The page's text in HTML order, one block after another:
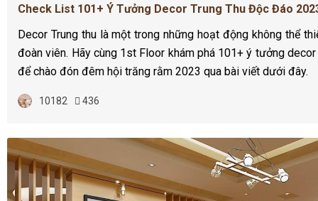
Check List 101+ Ý Tưởng Decor Trung Thu Độc Đáo
Decor Trung thu là một trong những hoạt động không thể
đoàn viên. Hãy cùng 1st Floor khám phá 101+ ý tưởng
để chào đón đêm hội trăng rằm 2023 qua bài viết dưới đây.
10182 436